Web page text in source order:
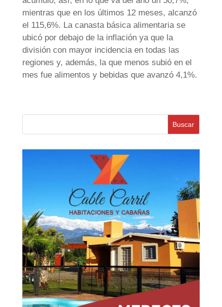
mientras que en los últimos 12 meses, alcanzó
el 115,6%. La canasta básica alimentaria se
ubicó por debajo de la inflación ya que la
división con mayor incidencia en todas las
regiones y, además, la que menos subió en el
mes fue alimentos y bebidas que avanzó 4,1%.
Buscar